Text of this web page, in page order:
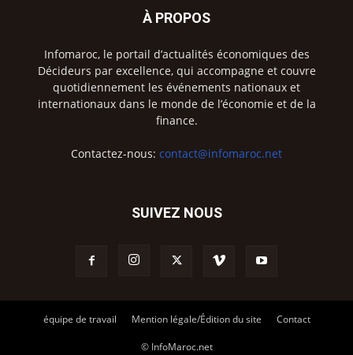
À PROPOS
Infomaroc, le portail d’actualités économiques des
Décideurs par excellence, qui accompagne et couvre
quotidiennement les événements nationaux et
internationaux dans le monde de l’économie et de la
finance.
Contactez-nous: contact@infomaroc.net
SUIVEZ NOUS
équipe de travail Mention légale/Édition du site Contact
© InfoMaroc.net